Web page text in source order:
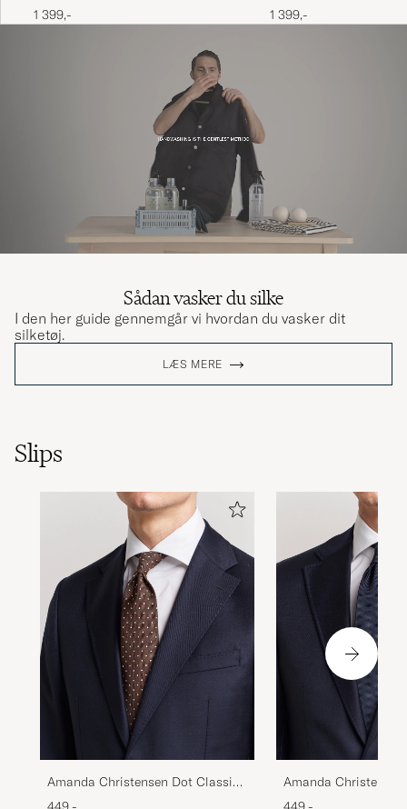
1 399,-
1 399,-
Sådan vasker du silke
I den her guide gennemgår vi hvordan du vasker dit
silketøj.
LÆS MERE
Slips
Amanda Christensen Dot Classic
Tie 8 cm Brown/White
Amanda
Classic Tie 8 cm